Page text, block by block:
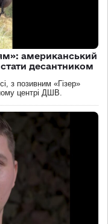
американський
десантником
з позивним «Гізер»
центрі ДШВ.